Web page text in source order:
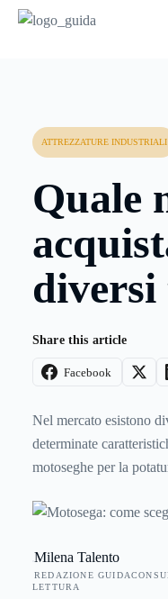
ATTREZZATURE INDUSTRIALI
Quale
Share this article
Facebook
Nel mercato esistono
determinate
motoseghe per la
o senza filo. Quindi,
necessità. Se ad
tagliare poca legna,
Milena Talento
REDAZIONE
LETTURA